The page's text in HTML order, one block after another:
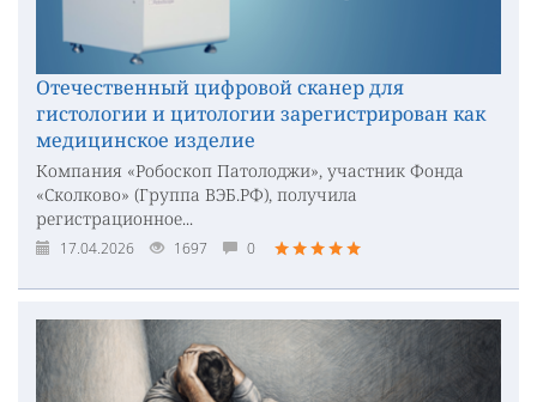
Отечественный цифровой сканер для
гистологии и цитологии зарегистрирован как
медицинское изделие
Компания «Робоскоп Патолоджи», участник Фонда
«Сколково» (Группа ВЭБ.РФ), получила
регистрационное...
17.04.2026 1697 0